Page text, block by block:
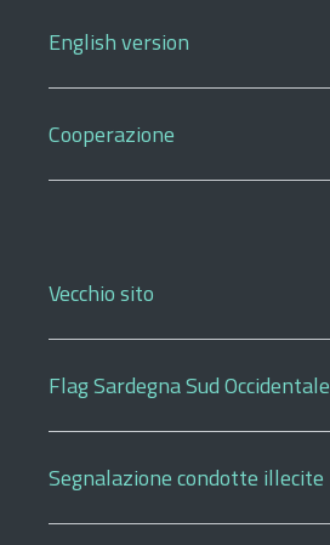
English version
Cooperazione
Vecchio sito
Flag Sardegna Sud Occidentale
Segnalazione condotte illecite